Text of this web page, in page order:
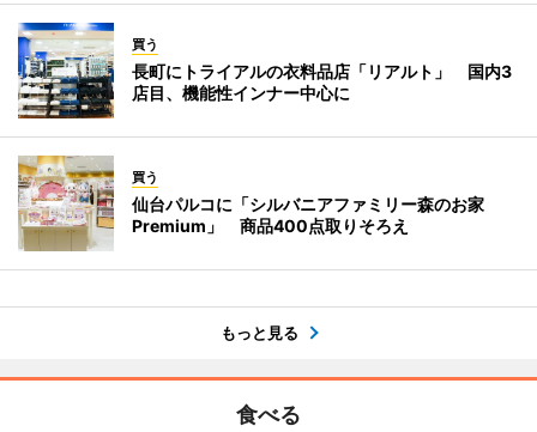
買う
長町にトライアルの衣料品店「リアルト」 国内3
店目、機能性インナー中心に
買う
仙台パルコに「シルバニアファミリー森のお家
Premium」 商品400点取りそろえ
もっと見る
食べる